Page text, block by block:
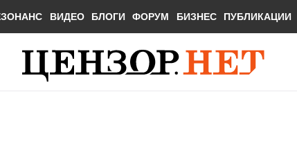
ВИДЕО БЛОГИ ФОРУМ БИЗНЕС ПУБЛИКАЦИИ